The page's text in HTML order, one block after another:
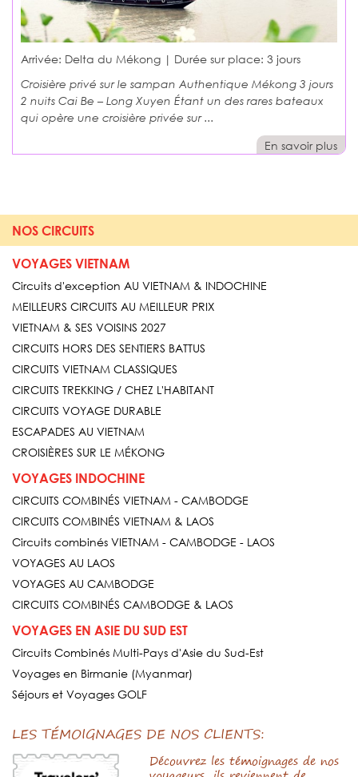
Arrivée: Delta du Mékong | Durée sur place: 3 jours
Croisière privé sur le sampan Authentique Mékong 3 jours
2 nuits Cai Be – Long Xuyen Étant un des rares bateaux
qui opère une croisière privée sur ...
En savoir plus
NOS CIRCUITS
VOYAGES VIETNAM
Circuits d'exception AU VIETNAM & INDOCHINE
MEILLEURS CIRCUITS AU MEILLEUR PRIX
VIETNAM & SES VOISINS 2027
CIRCUITS HORS DES SENTIERS BATTUS
CIRCUITS VIETNAM CLASSIQUES
CIRCUITS TREKKING / CHEZ L'HABITANT
CIRCUITS VOYAGE DURABLE
ESCAPADES AU VIETNAM
CROISIÈRES SUR LE MÉKONG
VOYAGES INDOCHINE
CIRCUITS COMBINÉS VIETNAM - CAMBODGE
CIRCUITS COMBINÉS VIETNAM & LAOS
Circuits combinés VIETNAM - CAMBODGE - LAOS
VOYAGES AU LAOS
VOYAGES AU CAMBODGE
CIRCUITS COMBINÉS CAMBODGE & LAOS
VOYAGES EN ASIE DU SUD EST
Circuits Combinés Multi-Pays d'Asie du Sud-Est
Voyages en Birmanie (Myanmar)
Séjours et Voyages GOLF
LES TÉMOIGNAGES DE NOS CLIENTS:
Découvrez les témoignages de nos